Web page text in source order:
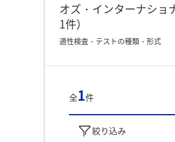
オズ・インターナショ
1件）
適性検査・テストの種類・形式
全1件
絞り込み